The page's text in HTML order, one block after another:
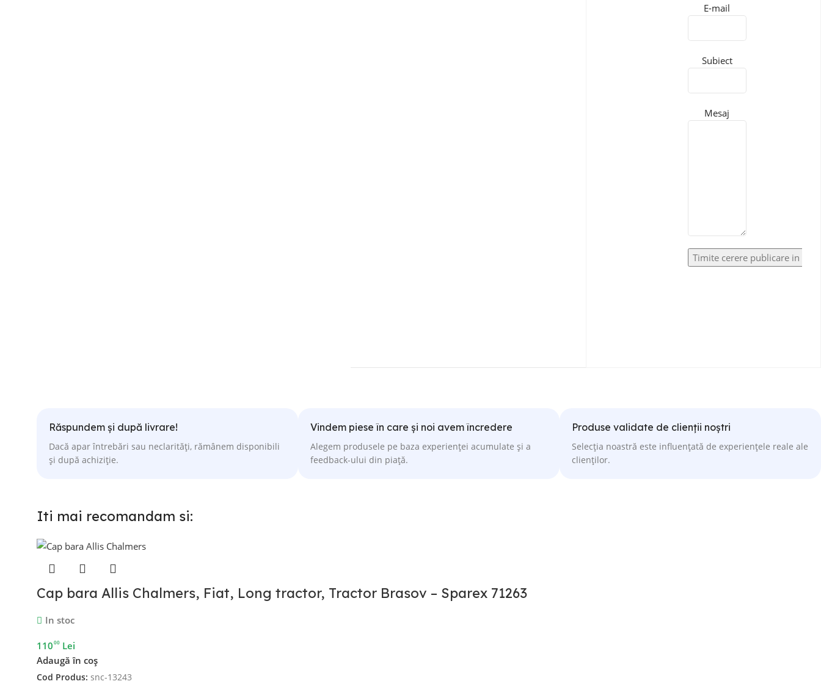
E-mail
Subiect
Mesaj
Răspundem și după livrare!
Dacă apar întrebări sau neclarități, rămânem disponibili
și după achiziție.
Vindem piese în care și noi avem încredere
Alegem produsele pe baza experienței acumulate și a
feedback-ului din piață.
Produse validate de clienții noștri
Selecția noastră este influențată de experiențele reale ale
clienților.
Iti mai recomandam si:
Cap bara Allis Chalmers, Fiat, Long tractor, Tractor Brasov – Sparex 71263
In stoc
11000 Lei
Adaugă în coș
Cod Produs: snc-13243